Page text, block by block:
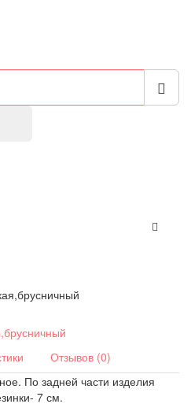
Отзывов (0)
По задней части изделия
7 см.